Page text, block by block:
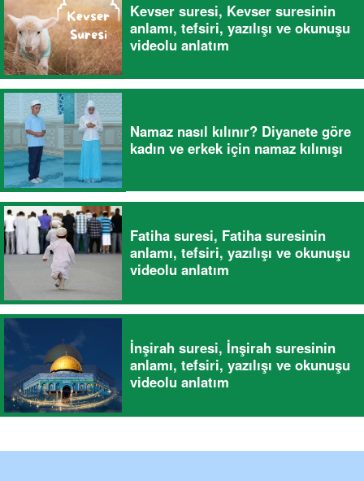
Kevser suresi, Kevser suresinin
anlamı, tefsiri, yazılışı ve okunuşu
videolu anlatım
Namaz nasıl kılınır? Diyanete göre
kadın ve erkek için namaz kılınışı
Fatiha suresi, Fatiha suresinin
anlamı, tefsiri, yazılışı ve okunuşu
videolu anlatım
İnşirah suresi, İnşirah suresinin
anlamı, tefsiri, yazılışı ve okunuşu
videolu anlatım